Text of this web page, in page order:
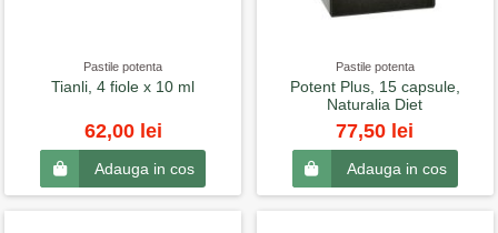
Pastile potenta
Tianli, 4 fiole x 10 ml
62,00 lei
Adauga in cos
Pastile potenta
Potent Plus, 15 capsule,
Naturalia Diet
77,50 lei
Adauga in cos